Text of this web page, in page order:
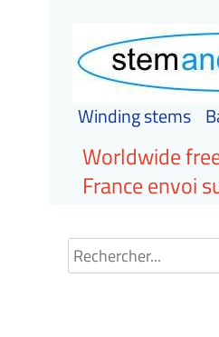
Winding stems
Worldwide
France envoi